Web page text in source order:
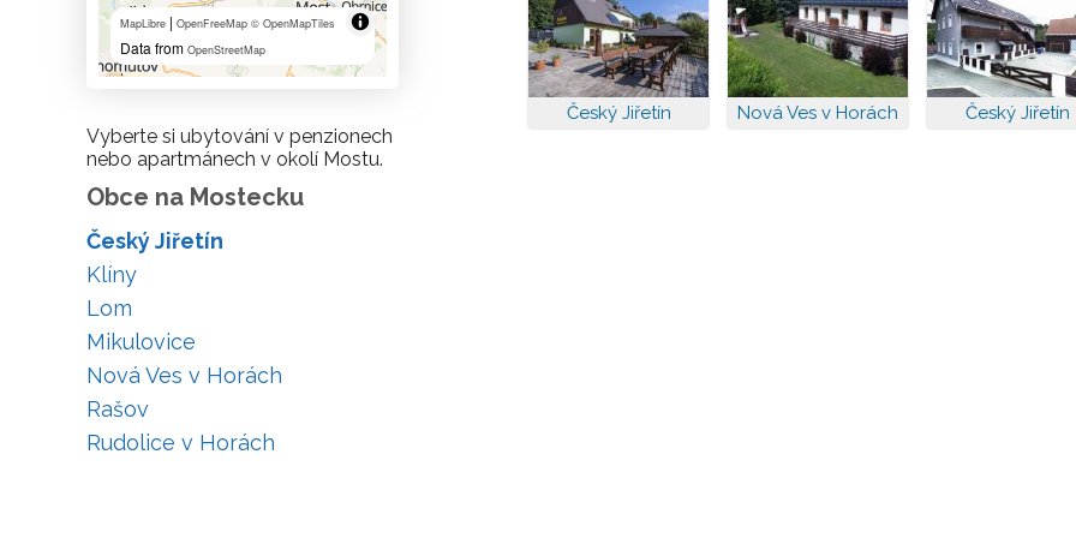
Český Jiřetín Nová Ves v Horách Český Jiřetín
MapLibre | OpenFreeMap © OpenMapTiles
Data from OpenStreetMap
Vyberte si ubytování v penzionech
nebo apartmánech v okolí Mostu.
Obce na Mostecku
Český Jiřetín
Klíny
Lom
Mikulovice
Nová Ves v Horách
Rašov
Rudolice v Horách